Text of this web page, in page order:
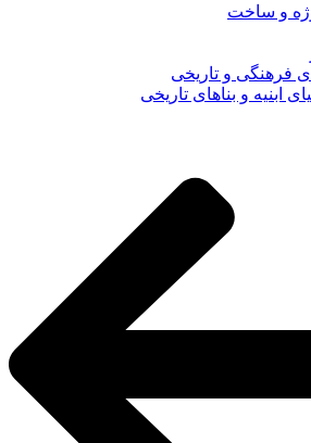
و ساخت
فرهنگی و تاریخی
ابنیه و بناهای تاریخی